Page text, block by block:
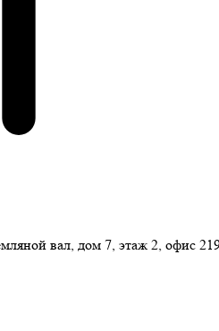
вал, дом 7, этаж 2, офис